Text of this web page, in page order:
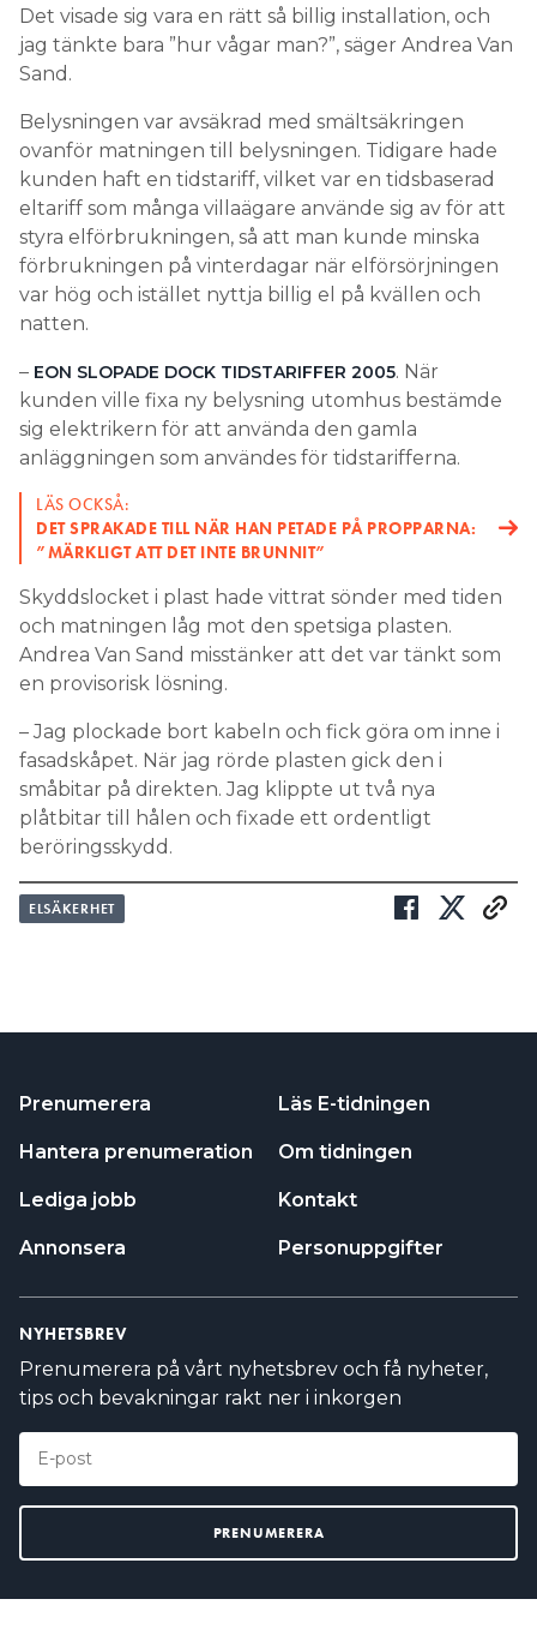
Det visade sig vara en rätt så billig installation, och
jag tänkte bara ”hur vågar man?”, säger Andrea Van
Sand.
Belysningen var avsäkrad med smältsäkringen
ovanför matningen till belysningen. Tidigare hade
kunden haft en tidstariff, vilket var en tidsbaserad
eltariff som många villaägare använde sig av för att
styra elförbrukningen, så att man kunde minska
förbrukningen på vinterdagar när elförsörjningen
var hög och istället nyttja billig el på kvällen och
natten.
– EON SLOPADE DOCK TIDSTARIFFER 2005. När
kunden ville fixa ny belysning utomhus bestämde
sig elektrikern för att använda den gamla
anläggningen som användes för tidstarifferna.
LÄS OCKSÅ:
DET SPRAKADE TILL NÄR HAN PETADE PÅ PROPPARNA:
”MÄRKLIGT ATT DET INTE BRUNNIT”
Skyddslocket i plast hade vittrat sönder med tiden
och matningen låg mot den spetsiga plasten.
Andrea Van Sand misstänker att det var tänkt som
en provisorisk lösning.
– Jag plockade bort kabeln och fick göra om inne i
fasadskåpet. När jag rörde plasten gick den i
småbitar på direkten. Jag klippte ut två nya
plåtbitar till hålen och fixade ett ordentligt
beröringsskydd.
ELSÄKERHET
Prenumerera
Hantera prenumeration
Lediga jobb
Annonsera
Läs E-tidningen
Om tidningen
Kontakt
Personuppgifter
NYHETSBREV
Prenumerera på vårt nyhetsbrev och få nyheter,
tips och bevakningar rakt ner i inkorgen